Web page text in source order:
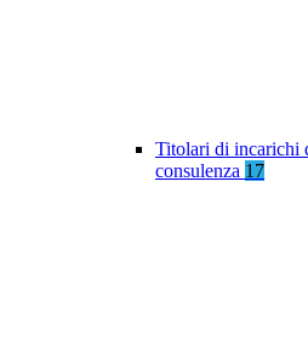
Titolari di incarichi
consulenza 17